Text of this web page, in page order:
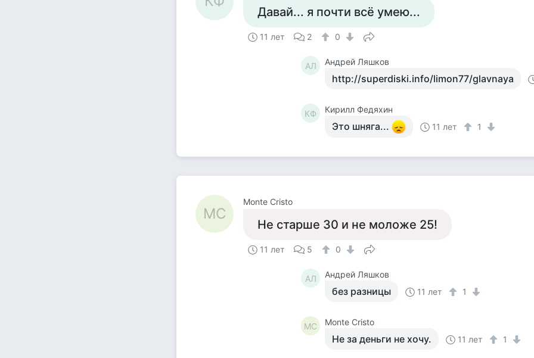
Давай... я почти всё умею...
11 лет 2 0
АЛ Андрей Ляшков
http://superdiski.info/limon77/glavnaya
КФ Кирилл Федяхин
Это шняга... 11 лет 1
MC
Monte Cristo
Не старше 30 и не моложе 25!
11 лет 5 0
АЛ Андрей Ляшков
без разницы 11 лет 1
MC Monte Cristo
Не за деньги не хочу. 11 лет 1